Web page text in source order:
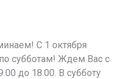
С 1 октября
субботам! Ждем Вас с
до 18.00. В субботу